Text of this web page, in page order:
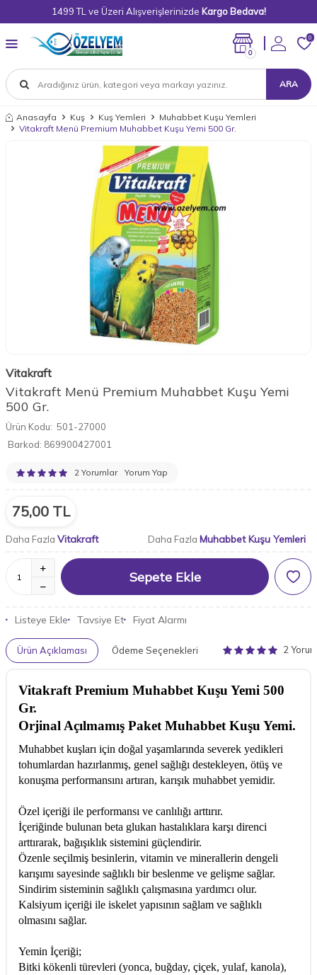
1499 TL ve Üzeri Alışverişlerinizde Kargo Bedava!
ARA
0
0
Anasayfa Kuş Kuş Yemleri
Muhabbet Kuşu Yemleri
Vitakraft Menü Premium Muhabbet Kuşu Yemi 500 Gr.
Vitakraft
Vitakraft Menü Premium Muhabbet Kuşu Yemi
500 Gr.
Ürün Kodu: 501-27000
Barkod: 869900427001
2 Yorumlar Yorum Yap
75,00 TL
Daha Fazla Vitakraft Daha Fazla Muhabbet Kuşu Yemleri
Sepete Ekle
Listeye Ekle Tavsiye Et Fiyat Alarmı
Ürün Açıklaması Ödeme Seçenekleri 2 Yorum
Vitakraft Premium Muhabbet Kuşu Yemi 500
Gr.
Orjinal Açılmamış Paket Muhabbet Kuşu Yemi.
Muhabbet kuşları için doğal yaşamlarında severek yedikleri
tohumlardan hazırlanmış, genel sağlığı destekleyen, ötüş ve
konuşma performansını artıran, karışık muhabbet yemidir.
Özel içeriği ile performansı ve canlılığı arttırır.
İçeriğinde bulunan beta glukan hastalıklara karşı direnci
arttırarak, bağışıklık sistemini güçlendirir.
Özenle seçilmiş besinlerin, vitamin ve minerallerin dengeli
karışımı sayesinde sağlıklı bir beslenme ve gelişme sağlar.
Sindirim sisteminin sağlıklı çalışmasına yardımcı olur.
Kalsiyum içeriği ile iskelet yapısının sağlam ve sağlıklı
olmasını sağlar.
Yemin İçeriği;
Bitki kökenli türevleri (yonca, buğday, çiçek, yulaf, kanola),